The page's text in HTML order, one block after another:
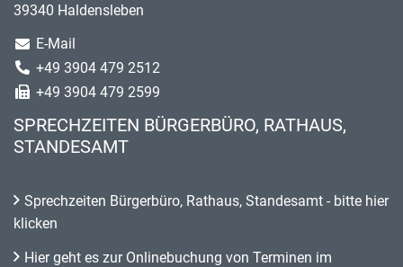
39340 Haldensleben
E-Mail
+49 3904 479 2512
+49 3904 479 2599
SPRECHZEITEN BÜRGERBÜRO, RATHAUS,
STANDESAMT
Sprechzeiten Bürgerbüro, Rathaus, Standesamt - bitte hier
klicken
Hier geht es zur Onlinebuchung von Terminen im